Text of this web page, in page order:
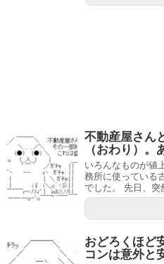
不動産屋さん
（おわり）
いろんなものが値
務所に使っている
でした。 先日、突
おどろくほど
コンは意外と